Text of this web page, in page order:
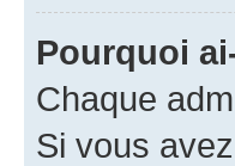
Pourquoi
Chaque
Si vous